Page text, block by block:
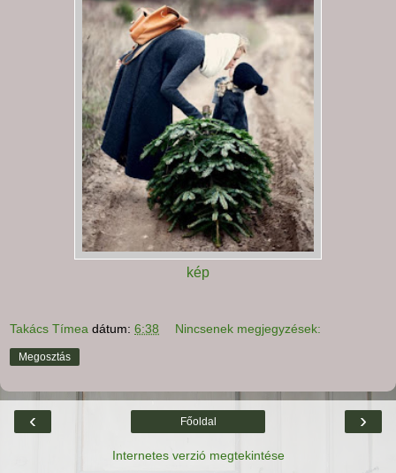
kép
Takács Tímea dátum: 6:38 Nincsenek megjegyzések:
Megosztás
‹ ›
Főoldal
Internetes verzió megtekintése